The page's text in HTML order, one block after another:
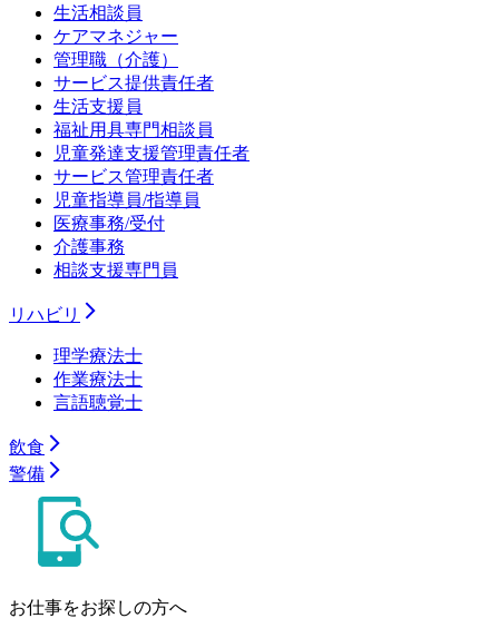
生活相談員
ケアマネジャー
管理職（介護）
サービス提供責任者
生活支援員
福祉用具専門相談員
児童発達支援管理責任者
サービス管理責任者
児童指導員/指導員
医療事務/受付
介護事務
相談支援専門員
リハビリ
理学療法士
作業療法士
言語聴覚士
飲食
警備
お仕事をお探しの方へ